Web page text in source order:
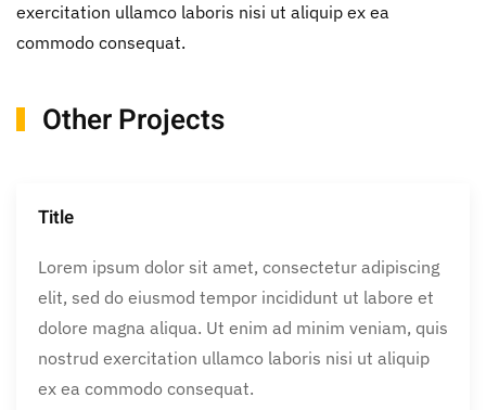
exercitation ullamco laboris nisi ut aliquip ex ea
commodo consequat.
Other Projects
Title
Lorem ipsum dolor sit amet, consectetur adipiscing
elit, sed do eiusmod tempor incididunt ut labore et
dolore magna aliqua. Ut enim ad minim veniam, quis
nostrud exercitation ullamco laboris nisi ut aliquip
ex ea commodo consequat.